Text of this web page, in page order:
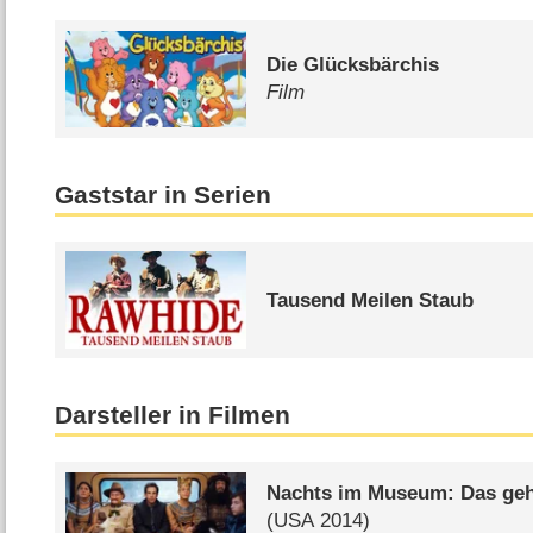
Die Glücksbärchis
Film
Gaststar in Serien
Tausend Meilen Staub
Darsteller in Filmen
Nachts im Museum: Das
(USA2014)